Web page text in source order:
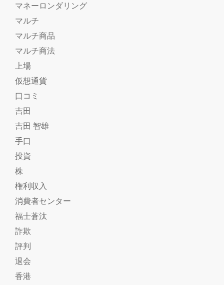
マネーロンダリング
マルチ
マルチ商品
マルチ商法
上場
仮想通貨
口コミ
吉田
吉田 智雄
手口
投資
株
権利収入
消費者センター
福士蒼汰
詐欺
評判
退会
香港